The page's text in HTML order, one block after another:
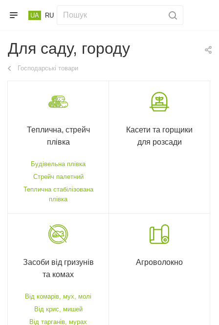
UA RU
Для саду, городу
Господарські товари
Теплична, стрейч
плівка
Будівельна плівка
Стрейч палетний
Теплична стабілізована
плівка
Касети та горщики
для розсади
Засоби від гризунів
та комах
Від комарів, мух, молі
Від крис, мишей
Від тарганів, мурах
Агроволокно